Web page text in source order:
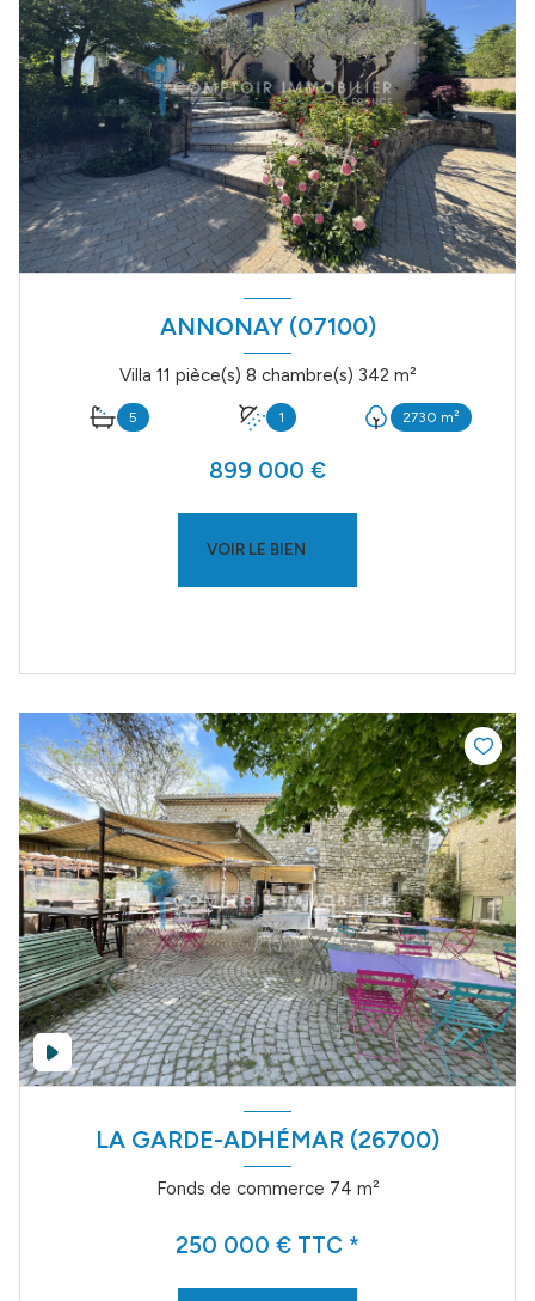
ANNONAY (07100)
Villa 11 pièce(s) 8 chambre(s) 342 m²
5 1 2730 m²
899 000 €
VOIR LE BIEN
LA GARDE-ADHÉMAR (26700)
Fonds de commerce 74 m²
250 000 € TTC *